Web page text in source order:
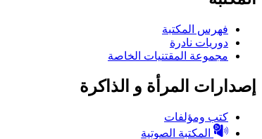
فهرس المكتبة
دوريات نادرة
مجموعة المقتنيات الخاصة
إصدارات المرأة و الذاكرة
كتب ومؤلفات
المكتبة الصوتية